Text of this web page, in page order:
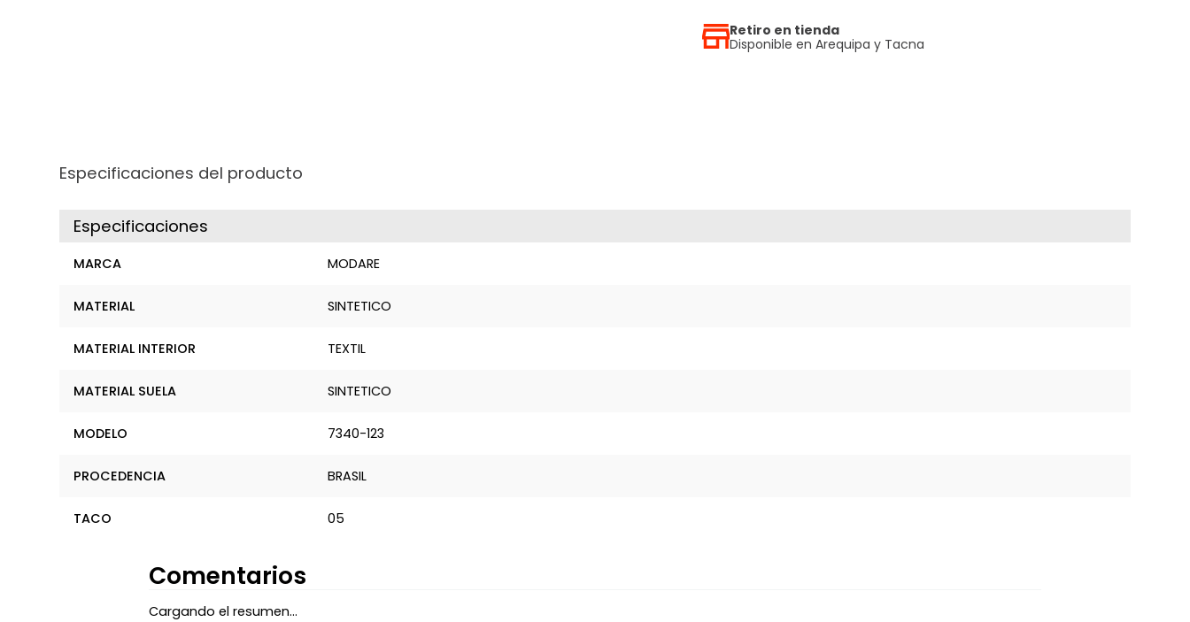
Retiro en tienda
Disponible en Arequipa y Tacna
Especificaciones del producto
Especificaciones
MARCA MODARE
MATERIAL SINTETICO
MATERIAL INTERIOR TEXTIL
MATERIAL SUELA SINTETICO
MODELO 7340-123
PROCEDENCIA BRASIL
TACO 05
Comentarios
Cargando el resumen…